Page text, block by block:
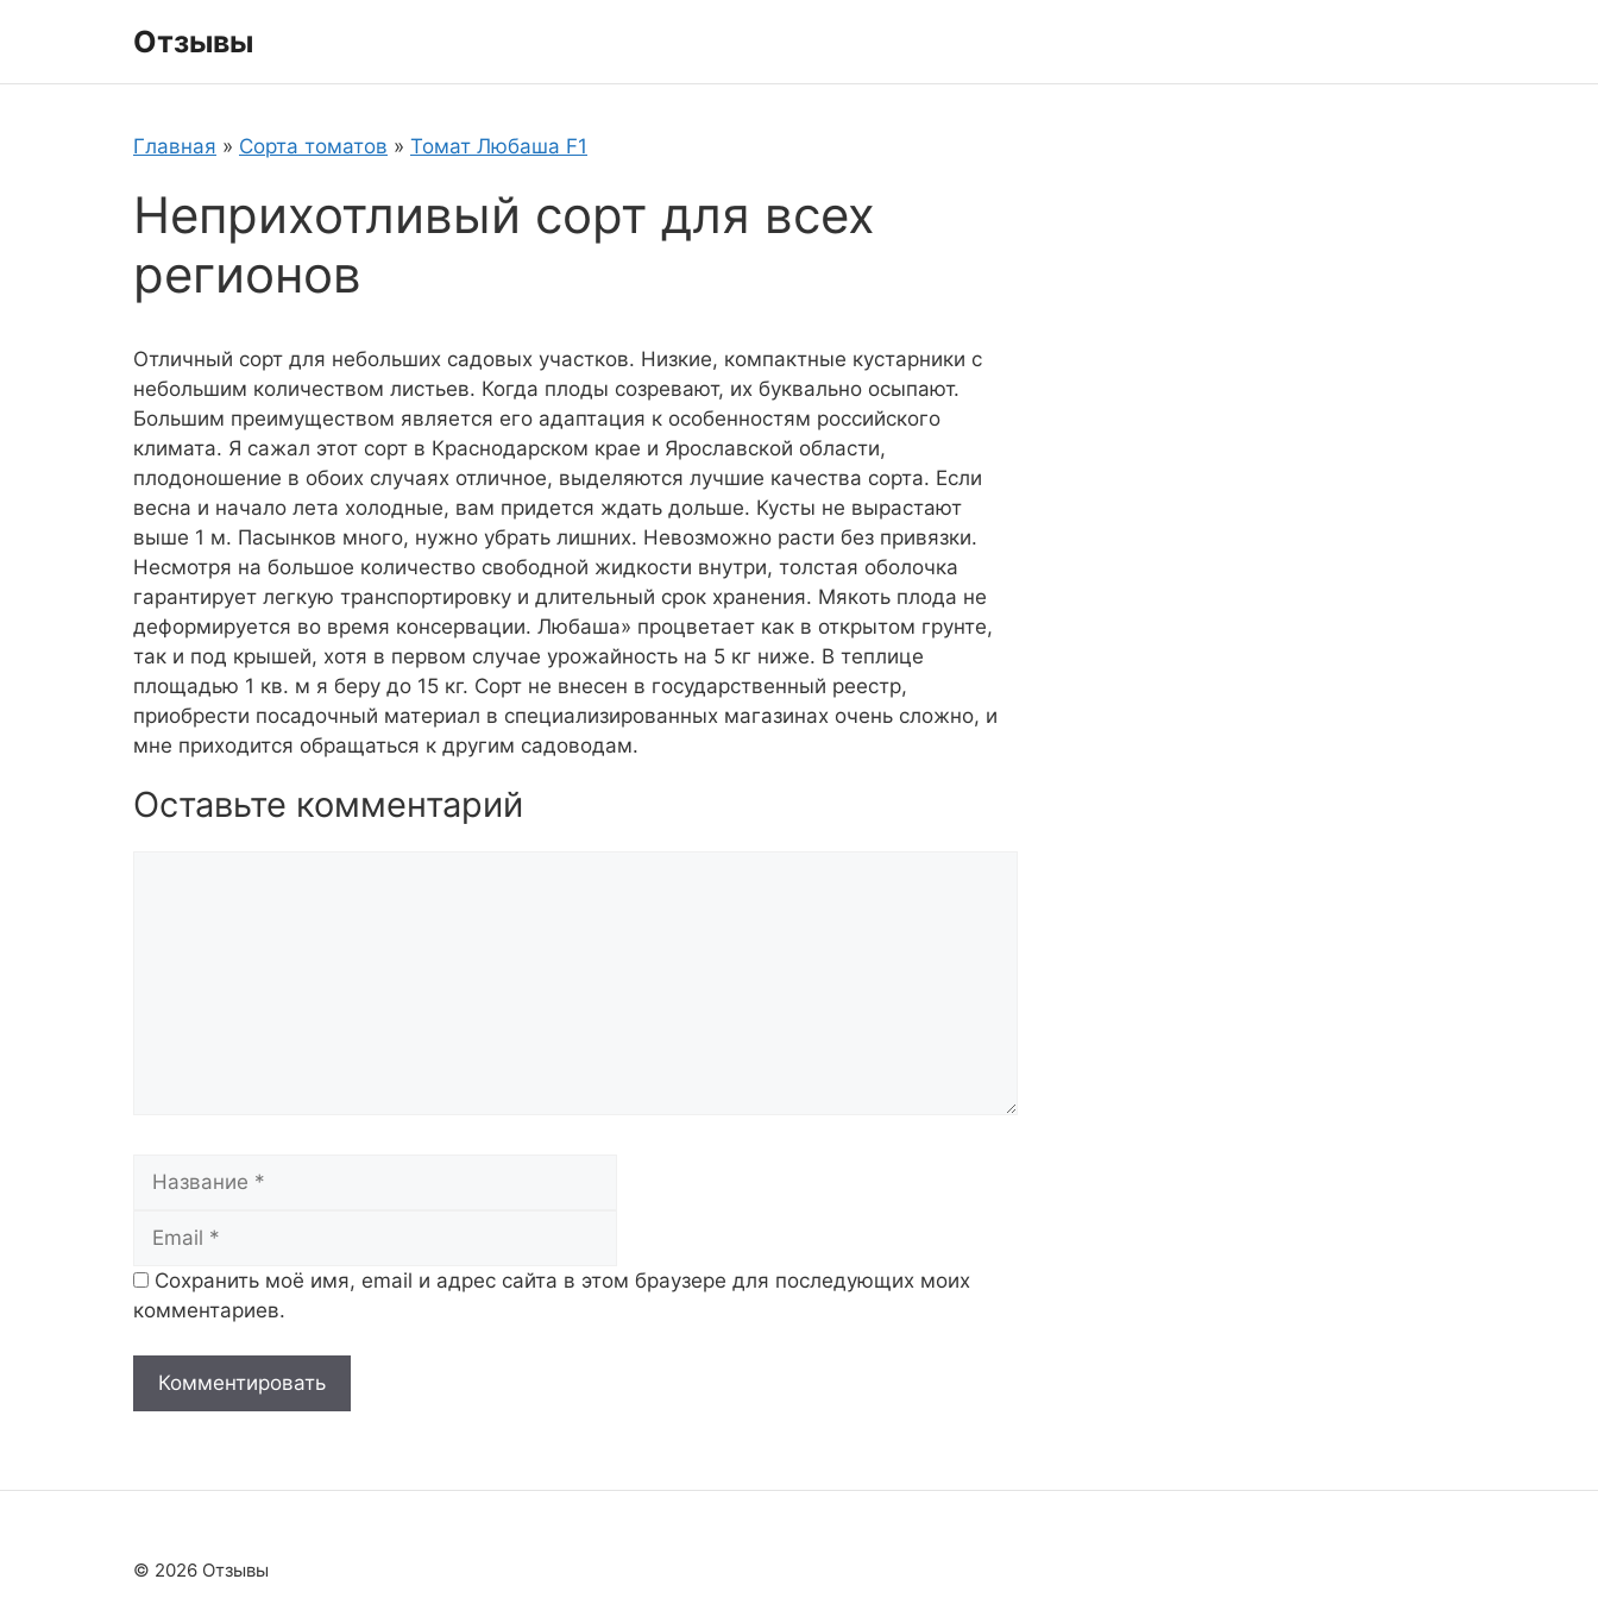
Отзывы
Главная » Сорта томатов » Томат Любаша F1
Неприхотливый сорт для всех
регионов
Отличный сорт для небольших садовых участков. Низкие, компактные кустарники с
небольшим количеством листьев. Когда плоды созревают, их буквально осыпают.
Большим преимуществом является его адаптация к особенностям российского
климата. Я сажал этот сорт в Краснодарском крае и Ярославской области,
плодоношение в обоих случаях отличное, выделяются лучшие качества сорта. Если
весна и начало лета холодные, вам придется ждать дольше. Кусты не вырастают
выше 1 м. Пасынков много, нужно убрать лишних. Невозможно расти без привязки.
Несмотря на большое количество свободной жидкости внутри, толстая оболочка
гарантирует легкую транспортировку и длительный срок хранения. Мякоть плода не
деформируется во время консервации. Любаша» процветает как в открытом грунте,
так и под крышей, хотя в первом случае урожайность на 5 кг ниже. В теплице
площадью 1 кв. м я беру до 15 кг. Сорт не внесен в государственный реестр,
приобрести посадочный материал в специализированных магазинах очень сложно, и
мне приходится обращаться к другим садоводам.
Оставьте комментарий
Сохранить моё имя, email и адрес сайта в этом браузере для последующих моих
комментариев.
© 2026 Отзывы